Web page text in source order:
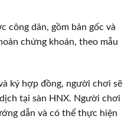
công dân, gồm bản gốc và
chứng khoán, theo mẫu
ký hợp đồng, người chơi sẽ
tại sàn HNX. Người chơi
dẫn và có thể thực hiện